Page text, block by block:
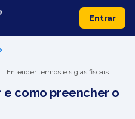
Entrar
Entender termos e siglas fiscais
e como preencher o